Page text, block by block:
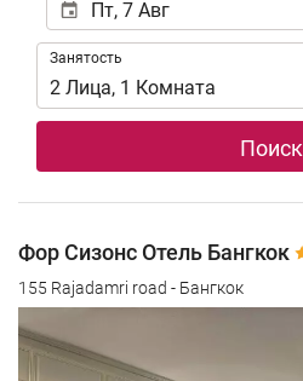
Занятость
Занятость
2 Лица, 1 Комната
Поиск
Фор Сизонс Отель Бангкок
155 Rajadamri road - Бангкок